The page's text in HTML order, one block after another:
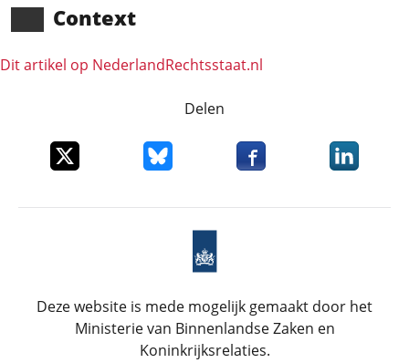
Context
Dit artikel op NederlandRechts­staat.nl
Delen
Deel dit item op XDeel dit item op Bluesky
Deel dit item opDeel dit
Deze website is mede mogelijk gemaakt door het
Ministerie van Binnenlandse Zaken en
Koninkrijksrelaties.